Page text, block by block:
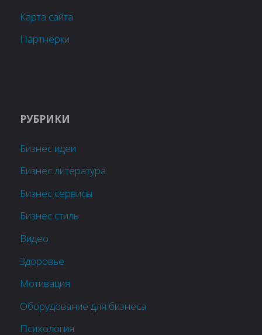
Карта сайта
Партнёрки
РУБРИКИ
Бизнес идеи
Бизнес литература
Бизнес сервисы
Бизнес стиль
Видео
Здоровье
Мотивация
Оборудование для бизнеса
Психология